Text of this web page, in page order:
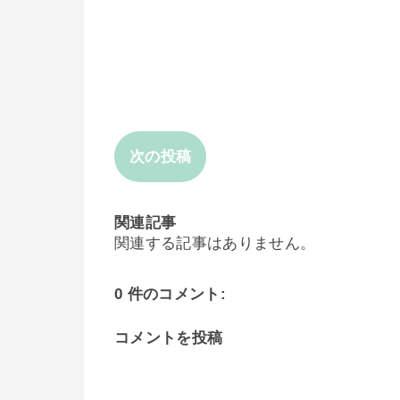
次の投稿
関連記事
関連する記事はありません。
0 件のコメント:
コメントを投稿